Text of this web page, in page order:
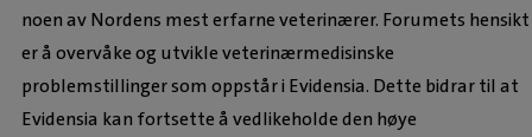
noen av Nordens mest erfarne veterinærer. Forumets hensikt
er å overvåke og utvikle veterinærmedisinske
problemstillinger som oppstår i Evidensia. Dette bidrar til at
Evidensia kan fortsette å vedlikeholde den høye